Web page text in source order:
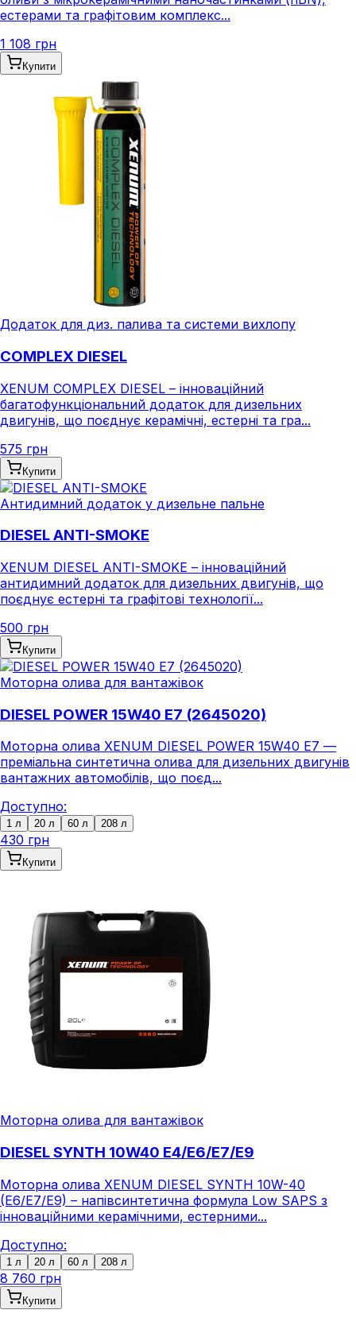
естерами та графітовим комплекс...
1 108 грн
Купити
Додаток для диз. палива та системи вихлопу
COMPLEX DIESEL
XENUM COMPLEX DIESEL – інноваційний
багатофункціональний додаток для дизельних
двигунів, що поєднує керамічні, естерні та гра...
575 грн
Купити
Антидимний додаток у дизельне пальне
DIESEL ANTI-SMOKE
XENUM DIESEL ANTI-SMOKE – інноваційний
антидимний додаток для дизельних двигунів, що
поєднує естерні та графітові технології...
500 грн
Купити
Моторна олива для вантажівок
DIESEL POWER 15W40 E7 (2645020)
Моторна олива XENUM DIESEL POWER 15W40 E7 —
преміальна синтетична олива для дизельних двигунів
вантажних автомобілів, що поєд...
Доступно:
1 л 20 л 60 л 208 л
430 грн
Купити
Моторна олива для вантажівок
DIESEL SYNTH 10W40 E4/E6/E7/E9
Моторна олива XENUM DIESEL SYNTH 10W-40
(E6/E7/E9) – напівсинтетична формула Low SAPS з
інноваційними керамічними, естерними...
Доступно:
1 л 20 л 60 л 208 л
8 760 грн
Купити